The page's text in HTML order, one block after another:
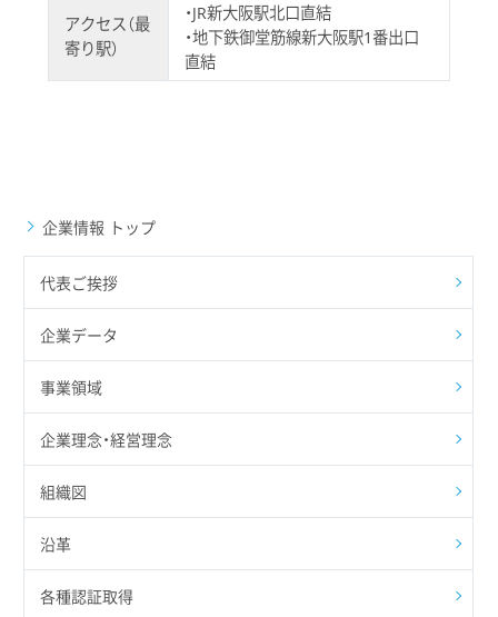
アクセス（最
寄り駅）
・JR新大阪駅北口直結
・地下鉄御堂筋線新大阪駅1番出口
直結
企業情報 トップ
代表ご挨拶
企業データ
事業領域
企業理念・経営理念
組織図
沿革
各種認証取得